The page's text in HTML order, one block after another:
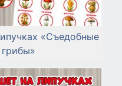
«Съедобные